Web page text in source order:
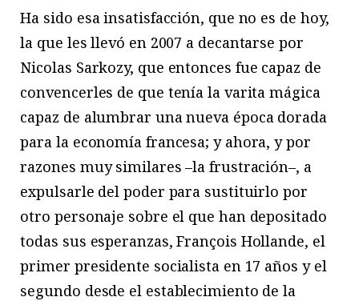
Ha sido esa insatisfacción, que no es de hoy,
la que les llevó en 2007 a decantarse por
Nicolas Sarkozy, que entonces fue capaz de
convencerles de que tenía la varita mágica
capaz de alumbrar una nueva época dorada
para la economía francesa; y ahora, y por
razones muy similares –la frustración–, a
expulsarle del poder para sustituirlo por
otro personaje sobre el que han depositado
todas sus esperanzas, François Hollande, el
primer presidente socialista en 17 años y el
segundo desde el establecimiento de la